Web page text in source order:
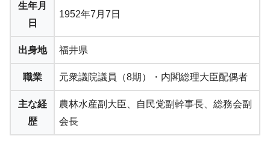
生年月
日
1952年7月7日
出身地 福井県
職業 元衆議院議員（8期）・内閣総理大臣配偶者
主な経
歴
農林水産副大臣、自民党副幹事長、総務会副
会長